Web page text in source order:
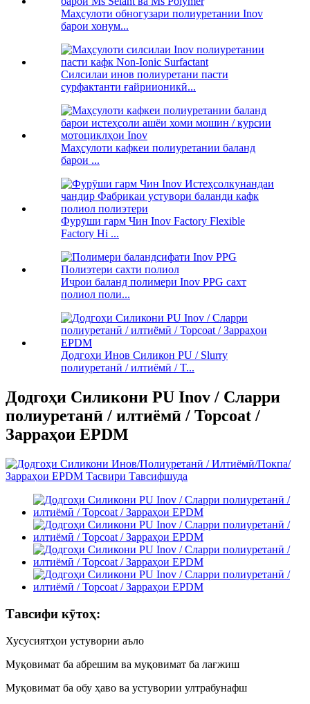
Маҳсулоти обногузари полиуретании Inov
барои хонум...
Силсилаи инов полиуретани пасти
сурфактанти ғайриионикӣ...
Маҳсулоти кафкеи полиуретании баланд
барои ...
Фурӯши гарм Чин Inov Factory Flexible
Factory Hi ...
Иҷрои баланд полимери Inov PPG сахт
полиол поли...
Додгоҳи Инов Силикон PU / Slurry
полиуретанӣ / илтиёмӣ / T...
Додгоҳи Силикони PU Inov / Сларри
полиуретанӣ / илтиёмӣ / Topcoat /
Зарраҳои EPDM
Тавсифи кӯтоҳ:
Хусусиятҳои устувории аъло
Муқовимат ба абрешим ва муқовимат ба лағжиш
Муқовимат ба обу ҳаво ва устувории ултрабунафш